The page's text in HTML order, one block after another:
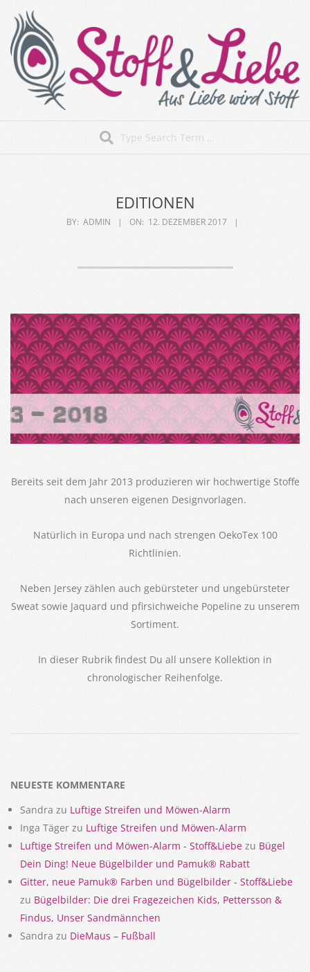
content
Stoff&Liebe
EDITIONEN
BY: ADMIN ON: 12. DEZEMBER 2017
Bereits seit dem Jahr 2013 produzieren wir hochwertige Stoffe
nach unseren eigenen Designvorlagen.
Natürlich in Europa und nach strengen OekoTex 100
Richtlinien.
Neben Jersey zählen auch gebürsteter und ungebürsteter
Sweat sowie Jaquard und pfirsichweiche Popeline zu unserem
Sortiment.
In dieser Rubrik findest Du all unsere Kollektion in
chronologischer Reihenfolge.
NEUESTE KOMMENTARE
Sandra zu Luftige Streifen und Möwen-Alarm
Inga Täger zu Luftige Streifen und Möwen-Alarm
Luftige Streifen und Möwen-Alarm - Stoff&Liebe zu Bügel
Dein Ding! Neue Bügelbilder und Pamuk® Rabatt
Gitter, neue Pamuk® Farben und Bügelbilder - Stoff&Liebe
zu Bügelbilder: Die drei Fragezeichen Kids, Pettersson &
Findus, Unser Sandmännchen
Sandra zu DieMaus – Fußball